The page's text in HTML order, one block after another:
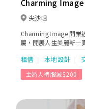
Charming Image
尖沙咀
Charming Image 開業
屬，開展人生美麗新一
羅不同地方的婚紗禮服
好稱身稱心的服飾，以
租借 本地設計
主婚人禮服減$200